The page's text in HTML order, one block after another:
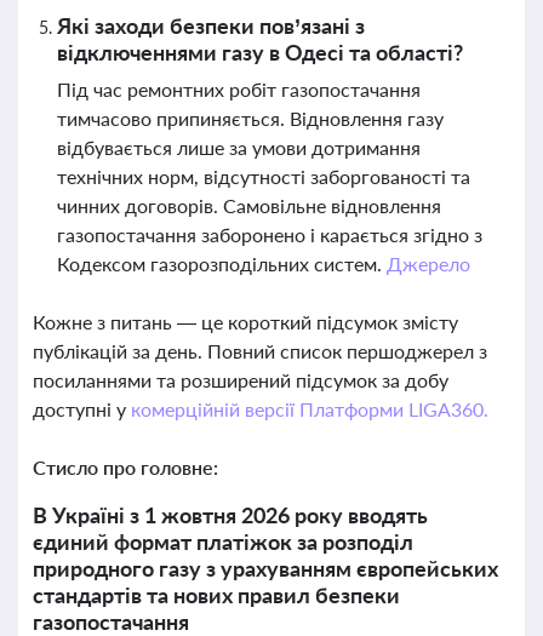
Які заходи безпеки пов’язані з
відключеннями газу в Одесі та області?
Під час ремонтних робіт газопостачання
тимчасово припиняється. Відновлення газу
відбувається лише за умови дотримання
технічних норм, відсутності заборгованості та
чинних договорів. Самовільне відновлення
газопостачання заборонено і карається згідно з
Кодексом газорозподільних систем. Джерело
Кожне з питань — це короткий підсумок змісту
публікацій за день. Повний список першоджерел з
посиланнями та розширений підсумок за добу
доступні у комерційній версії Платформи LIGA360.
Стисло про головне:
В Україні з 1 жовтня 2026 року вводять
єдиний формат платіжок за розподіл
природного газу з урахуванням європейських
стандартів та нових правил безпеки
газопостачання